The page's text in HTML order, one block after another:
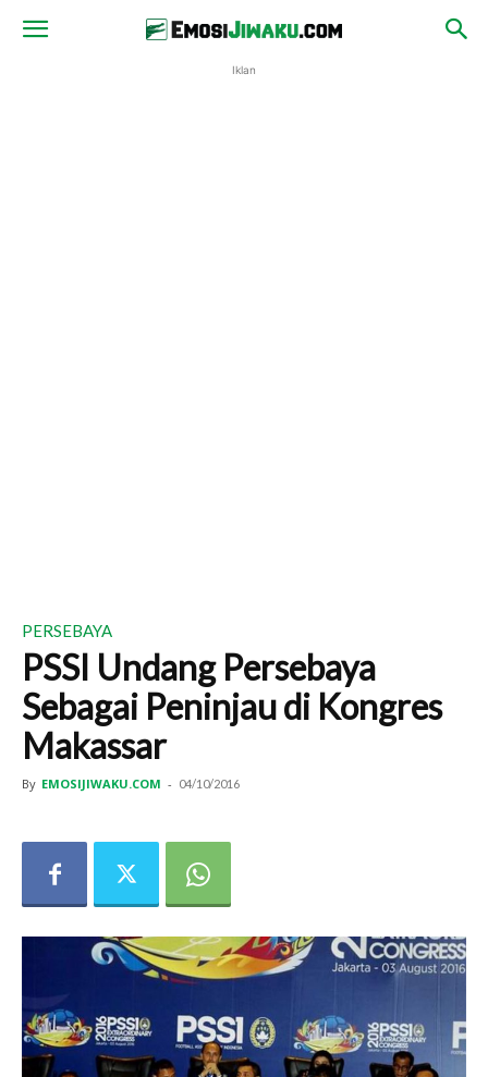
Iklan
PERSEBAYA
PSSI Undang Persebaya
Sebagai Peninjau di Kongres
Makassar
By EMOSIJIWAKU.COM - 04/10/2016